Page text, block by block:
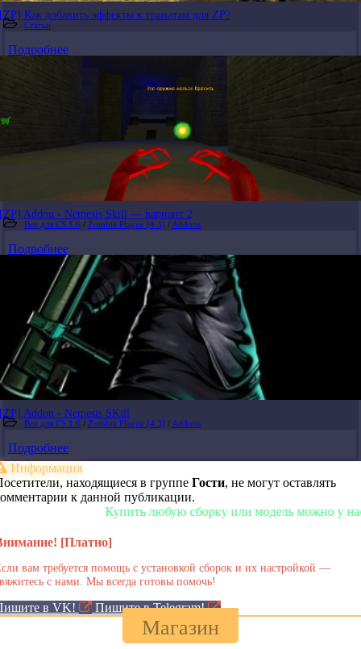
[ZP] Как добавить эффекты к гранатам для ZP?
Статьи
Подробнее
[ZP] Addon - Nemesis Skill — вариант 2
Все для CS 1.6 / Zombie Plague [4.3] / Addons
Подробнее
[ZP] Addon - Nemesis SKill
Все для CS 1.6 / Zombie Plague [4.3] / Addons
Подробнее
Информация
находящиеся в группе Гости, не могут оставлять
к данной публикации.
Купить любую сборку или модель можно у нас в
[Платно]
вам требуется помощь с установкой сборок и их настройкой —
с нами. Мы всегда готовы помочь!
в VK! Пишите в Telegram!
Магазин